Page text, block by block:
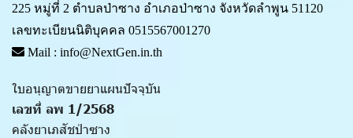
225 หมู่ที่ 2 ตำบลป่าซาง อำเภอป่าซาง จังหวัดลำพูน 51120
เลขทะเบียนนิติบุคคล 0515567001270
Mail : info@NextGen.in.th
ใบอนุญาตขายยาแผนปัจจุบัน
เลขที่ ลพ 1/2568
คลังยาเภสัชป่าซาง